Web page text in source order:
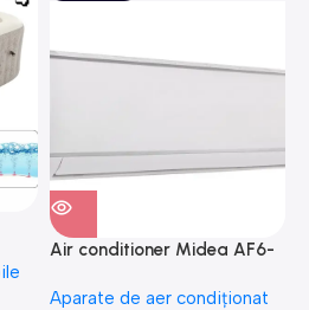
Air conditioner Midea AF6-
Aparate de aer condiționat